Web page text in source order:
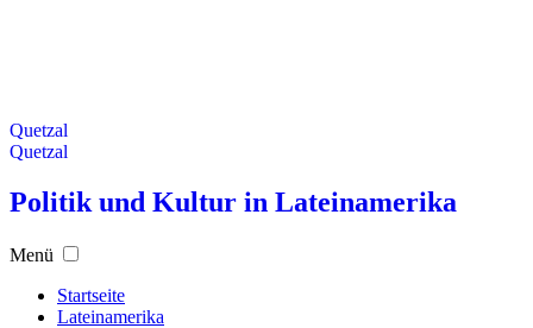
Quetzal
Quetzal
Politik und Kultur in Lateinamerika
Menü
Startseite
Lateinamerika